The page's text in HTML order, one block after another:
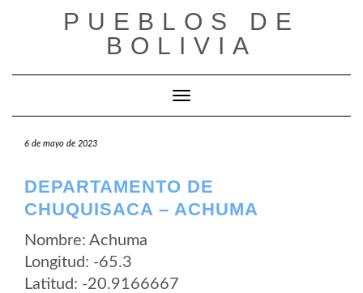
PUEBLOS DE
BOLIVIA
Cambiar modo de navegación
6 de mayo de 2023
DEPARTAMENTO DE
CHUQUISACA – ACHUMA
Nombre: Achuma
Longitud: -65.3
Latitud: -20.9166667